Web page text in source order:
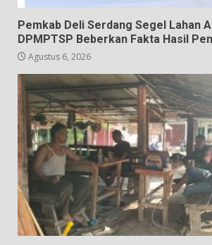
Pemkab Deli Serdang Segel Lahan
DPMPTSP Beberkan Fakta Hasil
Agustus 6, 2026